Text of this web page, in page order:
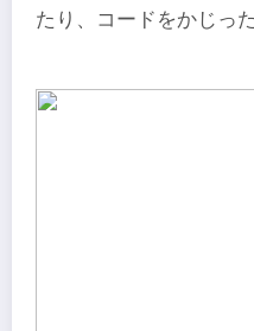
たり、コードをかじっ